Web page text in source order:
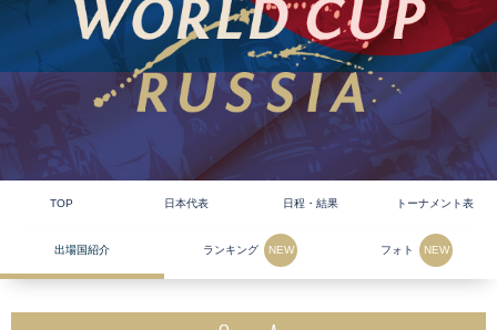
TOP 日本代表 日程・結果 トーナメント表
出場国紹介 ランキング NEW フォト NEW